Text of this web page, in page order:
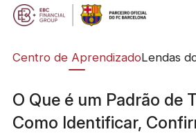
Centro de AprendizadoLendas
O Que é um Padrão de
Como Identificar,